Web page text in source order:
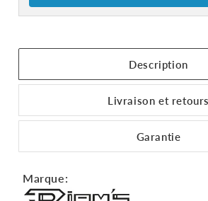
Description
Livraison et retours
Garantie
Marque: